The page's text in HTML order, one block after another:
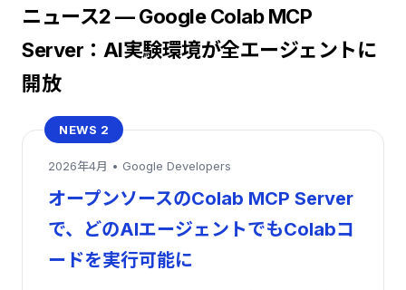
ニュース2 — Google Colab MCP
Server：AI実験環境が全エージェントに
開放
NEWS 2
2026年4月 • Google Developers
オープンソースのColab MCP Server
で、どのAIエージェントでもColabコ
ードを実行可能に